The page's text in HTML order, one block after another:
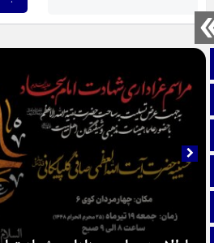
صفحه نخست
تماس با ما
آپارات